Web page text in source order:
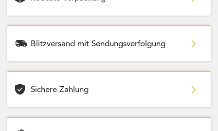
Blitzversand mit Sendungsverfolgung
Sichere Zahlung